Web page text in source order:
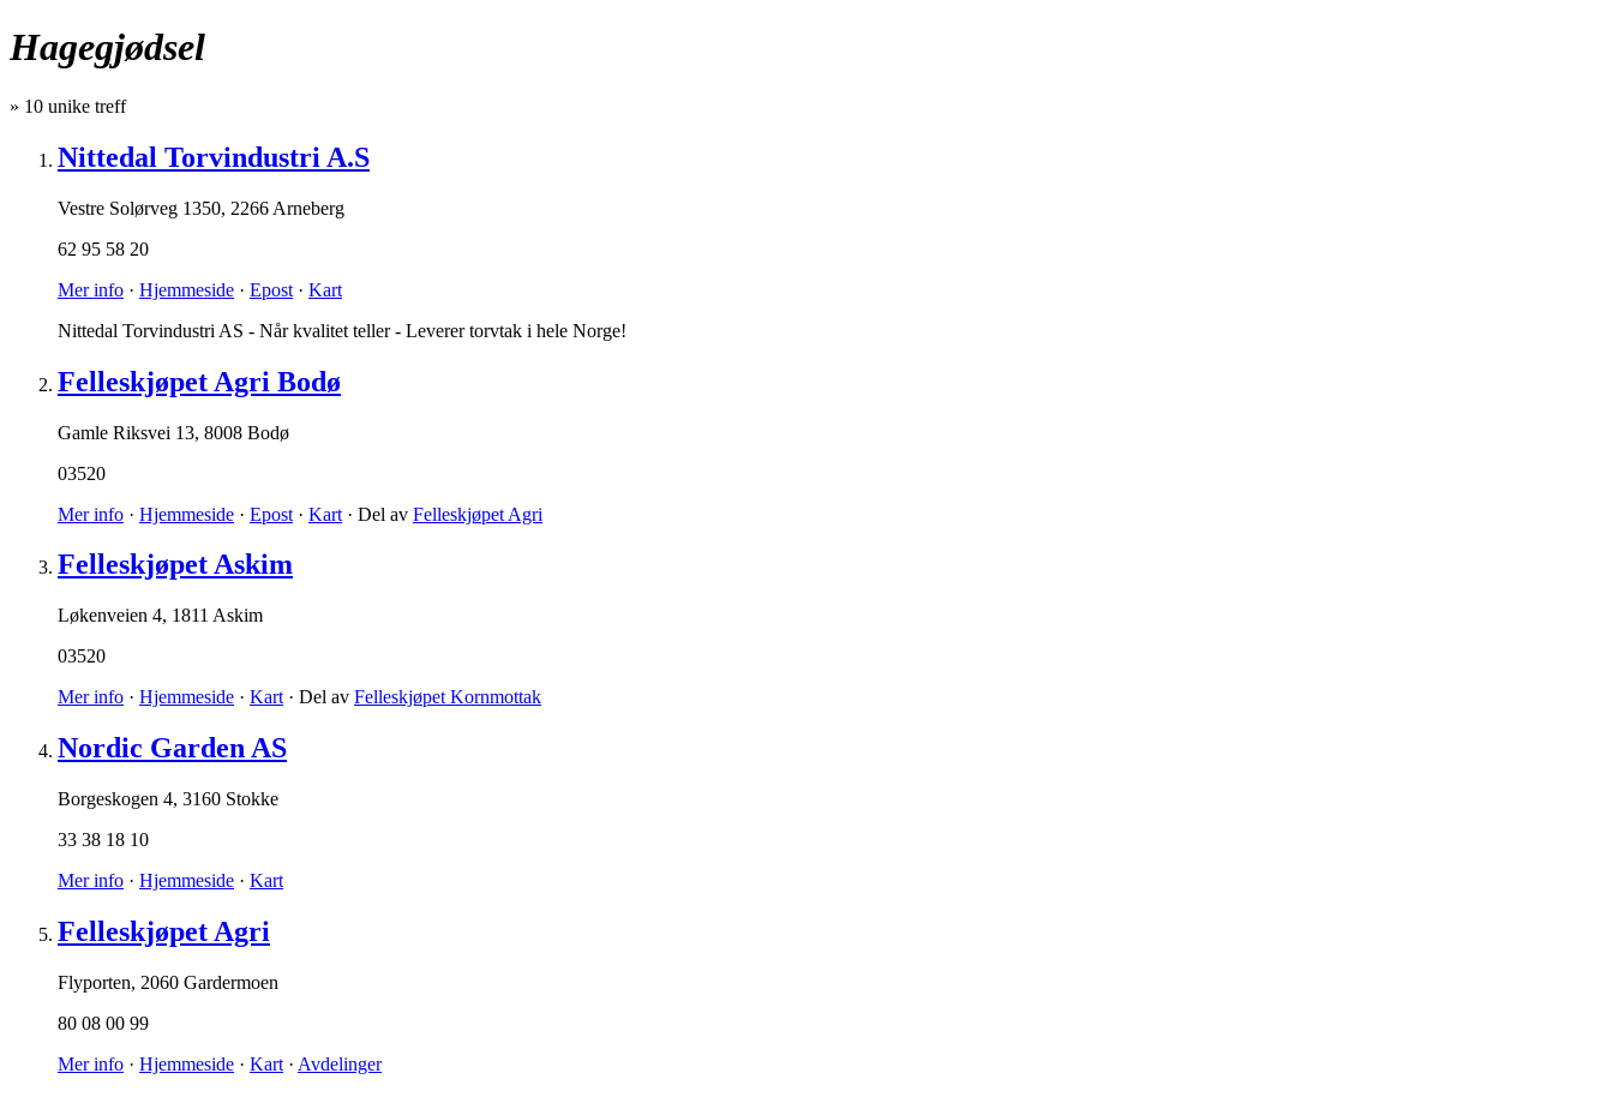
Hagegjødsel
» 10 unike treff
Nittedal Torvindustri A.S
Vestre Solørveg 1350, 2266 Arneberg
62 95 58 20
Mer info · Hjemmeside · Epost · Kart
Nittedal Torvindustri AS - Når kvalitet teller - Leverer torvtak i hele Norge!
Felleskjøpet Agri Bodø
Gamle Riksvei 13, 8008 Bodø
03520
Mer info · Hjemmeside · Epost · Kart · Del av Felleskjøpet Agri
Felleskjøpet Askim
Løkenveien 4, 1811 Askim
03520
Mer info · Hjemmeside · Kart · Del av Felleskjøpet Kornmottak
Nordic Garden AS
Borgeskogen 4, 3160 Stokke
33 38 18 10
Mer info · Hjemmeside · Kart
Felleskjøpet Agri
Flyporten, 2060 Gardermoen
80 08 00 99
Mer info · Hjemmeside · Kart · Avdelinger